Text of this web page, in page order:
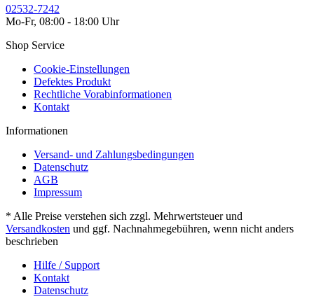
02532-7242
Mo-Fr, 08:00 - 18:00 Uhr
Shop Service
Cookie-Einstellungen
Defektes Produkt
Rechtliche Vorabinformationen
Kontakt
Informationen
Versand- und Zahlungsbedingungen
Datenschutz
AGB
Impressum
* Alle Preise verstehen sich zzgl. Mehrwertsteuer und
Versandkosten und ggf. Nachnahmegebühren, wenn nicht anders
beschrieben
Hilfe / Support
Kontakt
Datenschutz